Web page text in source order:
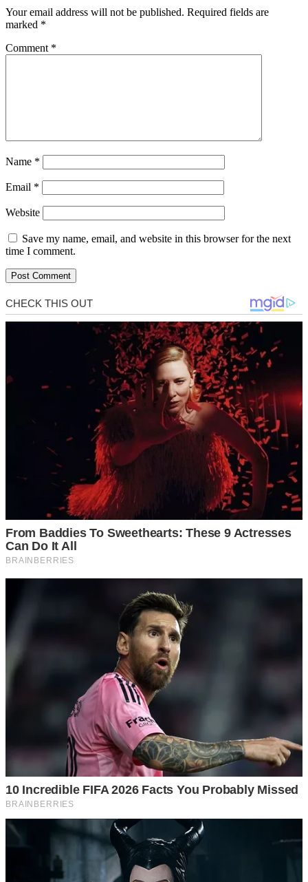
Your email address will not be published. Required fields are
marked *
Comment *
Name *
Email *
Website
Save my name, email, and website in this browser for the next
time I comment.